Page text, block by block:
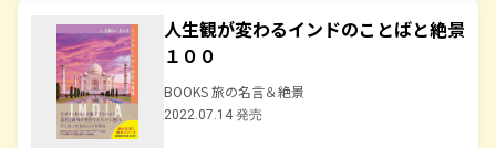
人生観が変わるインドのことばと絶景
１００
BOOKS 旅の名言＆絶景
2022.07.14 発売